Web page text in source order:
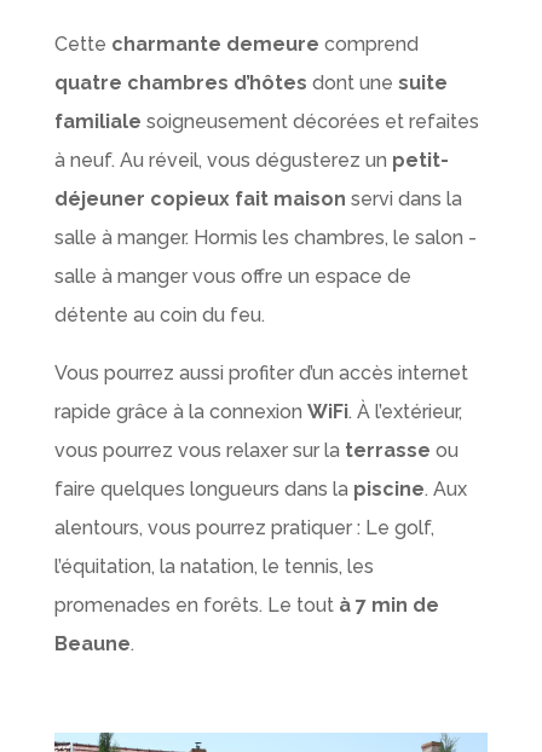
Cette charmante demeure comprend
quatre chambres d’hôtes dont une suite
familiale soigneusement décorées et refaites
à neuf. Au réveil, vous dégusterez un petit-
déjeuner copieux fait maison servi dans la
salle à manger. Hormis les chambres, le salon -
salle à manger vous offre un espace de
détente au coin du feu.
Vous pourrez aussi profiter d’un accès internet
rapide grâce à la connexion WiFi. À l’extérieur,
vous pourrez vous relaxer sur la terrasse ou
faire quelques longueurs dans la piscine. Aux
alentours, vous pourrez pratiquer : Le golf,
l’équitation, la natation, le tennis, les
promenades en forêts. Le tout à 7 min de
Beaune.